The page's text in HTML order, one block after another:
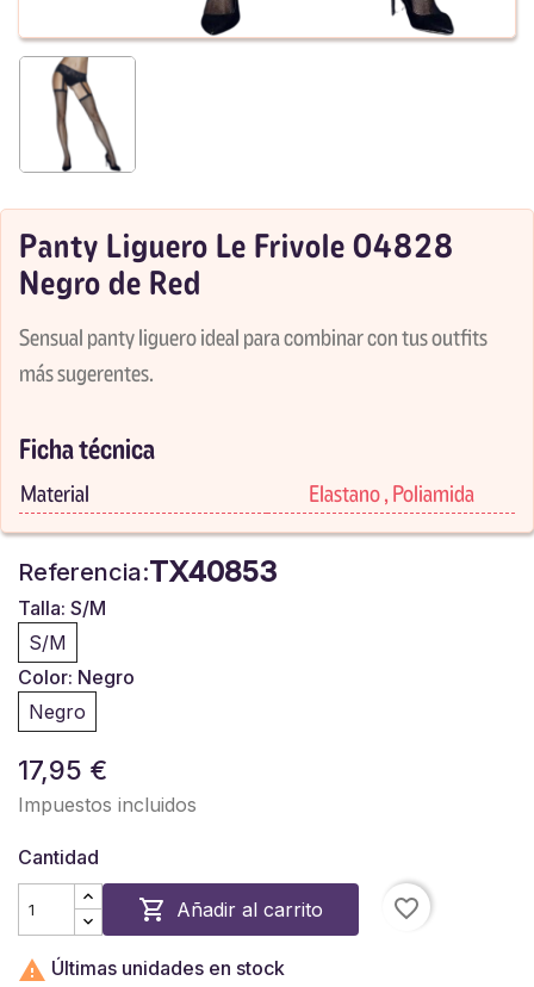
Panty Liguero Le Frivole 04828
Negro de Red
Sensual panty liguero ideal para combinar con tus outfits
más sugerentes.
Ficha técnica
Material Elastano , Poliamida
Referencia:TX40853
Talla: S/M
S/M
Color: Negro
Negro
17,95 €
Impuestos incluidos
Cantidad
 Añadir al carrito favorite_border
 Últimas unidades en stock